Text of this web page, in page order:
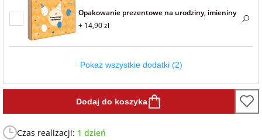
Dodatki i
opakowania
na Dzień
Chłopaka
na mikołajki
dla przyjaciółki Opakowanie prezentowe na urodziny, imieniny
+ 14,90 zł
Pokaż wszystkie dodatki (2)
Dodaj do koszyka
Czas realizacji: 1 dzień